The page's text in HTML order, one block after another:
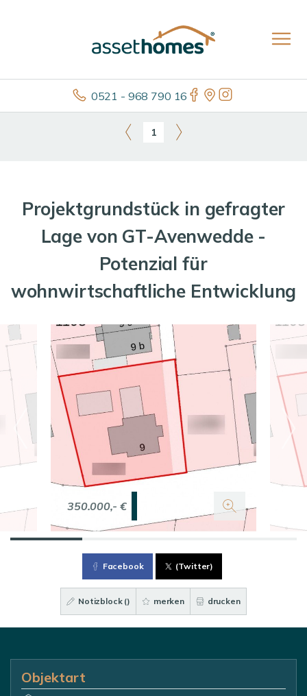
0521 - 968 790 16
1
Projektgrundstück in gefragter
Lage von GT-Avenwedde -
Potenzial für
wohnwirtschaftliche Entwicklung
350.000,- €
Facebook (Twitter)
Notizblock () merken drucken
Objektart